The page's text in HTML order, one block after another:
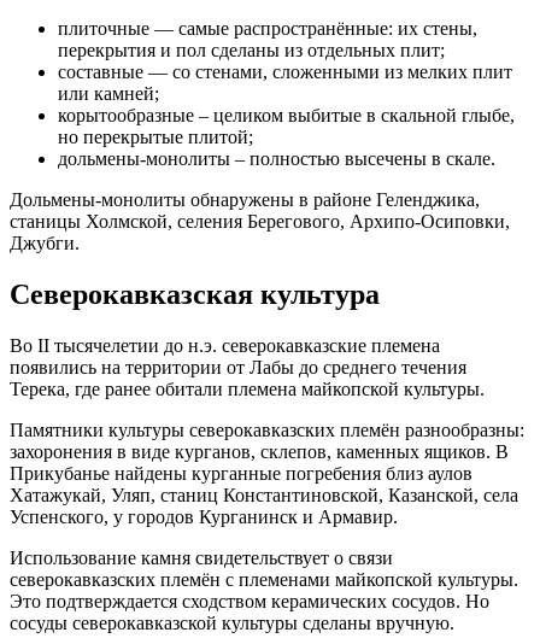
плиточные — самые распространённые: их стены,
перекрытия и пол сделаны из отдельных плит;
составные — со стенами, сложенными из мелких плит
или камней;
корытообразные – целиком выбитые в скальной глыбе,
но перекрытые плитой;
дольмены-монолиты – полностью высечены в скале.
Дольмены-монолиты обнаружены в районе Геленджика,
станицы Холмской, селения Берегового, Архипо-Осиповки,
Джубги.
Северокавказская культура
Во II тысячелетии до н.э. северокавказские племена
появились на территории от Лабы до среднего течения
Терека, где ранее обитали племена майкопской культуры.
Памятники культуры северокавказских племён разнообразны:
захоронения в виде курганов, склепов, каменных ящиков. В
Прикубанье найдены курганные погребения близ аулов
Хатажукай, Уляп, станиц Константиновской, Казанской, села
Успенского, у городов Курганинск и Армавир.
Использование камня свидетельствует о связи
северокавказских племён с племенами майкопской культуры.
Это подтверждается сходством керамических сосудов. Но
сосуды северокавказской культуры сделаны вручную.